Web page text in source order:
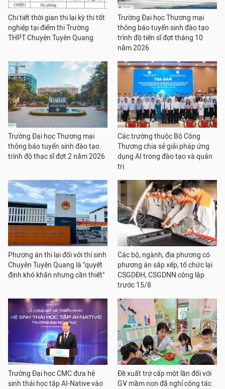
Chi tiết thời gian thi lại kỳ thi tốt
nghiệp tại điểm thi Trường
THPT Chuyên Tuyên Quang
Trường Đại học Thương mại
thông báo tuyển sinh đào tạo
trình độ tiến sĩ đợt tháng 10
năm 2026
Trường Đại học Thương mại
thông báo tuyển sinh đào tạo
trình độ thạc sĩ đợt 2 năm 2026
Các trường thuộc Bộ Công
Thương chia sẻ giải pháp ứng
dụng AI trong đào tạo và quản
trị
Phương án thi lại đối với thí sinh
Chuyên Tuyên Quang là "quyết
định khó khăn nhưng cần thiết"
Các bộ, ngành, địa phương có
phương án sắp xếp, tổ chức lại
CSGDĐH, CSGDNN công lập
trước 15/8
Trường Đại học CMC đưa hệ
sinh thái học tập AI-Native vào
Đề xuất trợ cấp một lần đối với
GV mầm non đã nghỉ công tác